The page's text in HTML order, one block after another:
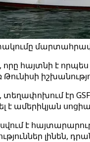
որը հայտնի է
տեղափոխում էր
ամերիկյան
է
լինեն,